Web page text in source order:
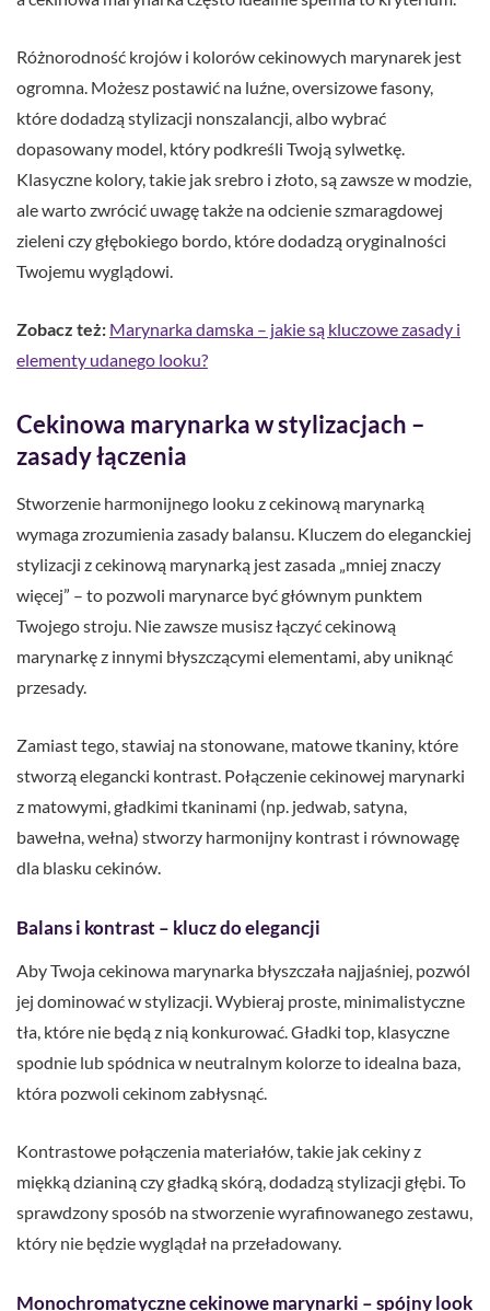
Różnorodność krojów i kolorów cekinowych marynarek jest
ogromna. Możesz postawić na luźne, oversizowe fasony,
które dodadzą stylizacji nonszalancji, albo wybrać
dopasowany model, który podkreśli Twoją sylwetkę.
Klasyczne kolory, takie jak srebro i złoto, są zawsze w modzie,
ale warto zwrócić uwagę także na odcienie szmaragdowej
zieleni czy głębokiego bordo, które dodadzą oryginalności
Twojemu wyglądowi.
Zobacz też: Marynarka damska – jakie są kluczowe zasady i
elementy udanego looku?
Cekinowa marynarka w stylizacjach –
zasady łączenia
Stworzenie harmonijnego looku z cekinową marynarką
wymaga zrozumienia zasady balansu. Kluczem do eleganckiej
stylizacji z cekinową marynarką jest zasada „mniej znaczy
więcej” – to pozwoli marynarce być głównym punktem
Twojego stroju. Nie zawsze musisz łączyć cekinową
marynarkę z innymi błyszczącymi elementami, aby uniknąć
przesady.
Zamiast tego, stawiaj na stonowane, matowe tkaniny, które
stworzą elegancki kontrast. Połączenie cekinowej marynarki
z matowymi, gładkimi tkaninami (np. jedwab, satyna,
bawełna, wełna) stworzy harmonijny kontrast i równowagę
dla blasku cekinów.
Balans i kontrast – klucz do elegancji
Aby Twoja cekinowa marynarka błyszczała najjaśniej, pozwól
jej dominować w stylizacji. Wybieraj proste, minimalistyczne
tła, które nie będą z nią konkurować. Gładki top, klasyczne
spodnie lub spódnica w neutralnym kolorze to idealna baza,
która pozwoli cekinom zabłysnąć.
Kontrastowe połączenia materiałów, takie jak cekiny z
miękką dzianiną czy gładką skórą, dodadzą stylizacji głębi. To
sprawdzony sposób na stworzenie wyrafinowanego zestawu,
który nie będzie wyglądał na przeładowany.
Monochromatyczne cekinowe marynarki – spójny look